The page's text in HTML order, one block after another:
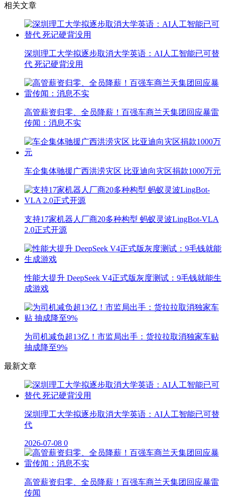
相关文章
深圳理工大学拟逐步取消大学英语：AI人工智能已可替
代 死记硬背没用
高管薪资归零、全员降薪！百强车商兰天集团回应暴雷
传闻：消息不实
车企集体驰援广西洪涝灾区 比亚迪向灾区捐款1000万元
支持17家机器人厂商20多种构型 蚂蚁灵波LingBot-VLA
2.0正式开源
性能大提升 DeepSeek V4正式版灰度测试：9毛钱就能生
成游戏
为司机减负超13亿！市监局出手：货拉拉取消独家车贴
抽成降至9%
最新文章
深圳理工大学拟逐步取消大学英语：AI人工智能已可替
代
2026-07-08 0
高管薪资归零、全员降薪！百强车商兰天集团回应暴雷
传闻